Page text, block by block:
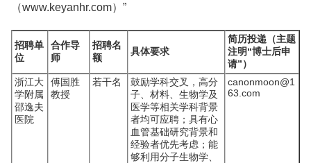
（www.keyanhr.com）”
招聘单
位
合作导
师
招聘名
额
具体要求
简历投递（主题
注明“博士后申
请”）
浙江大
学附属
邵逸夫
医院
傅国胜
教授
若干名
鼓励学科交叉，高分
子、材料、生物学及
医学等相关学科背景
者均可应聘；具有心
血管基础研究背景和
经验者优先考虑；能
够利用分子生物学、
canonmoon@1
63.com